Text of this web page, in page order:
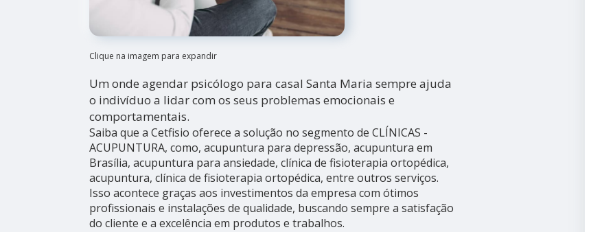
Clique na imagem para expandir
Um onde agendar psicólogo para casal Santa Maria sempre ajuda
o indivíduo a lidar com os seus problemas emocionais e
comportamentais.
Saiba que a Cetfisio oferece a solução no segmento de CLÍNICAS -
ACUPUNTURA, como, acupuntura para depressão, acupuntura em
Brasília, acupuntura para ansiedade, clínica de fisioterapia ortopédica,
acupuntura, clínica de fisioterapia ortopédica, entre outros serviços.
Isso acontece graças aos investimentos da empresa com ótimos
profissionais e instalações de qualidade, buscando sempre a satisfação
do cliente e a excelência em produtos e trabalhos.